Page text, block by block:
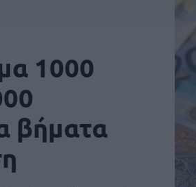
1000
βήματα